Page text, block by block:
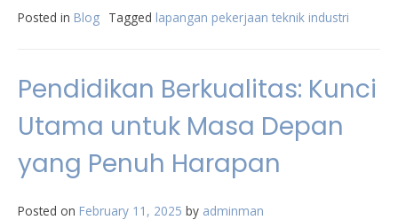
Posted in Blog Tagged lapangan pekerjaan teknik industri
Pendidikan Berkualitas: Kunci
Utama untuk Masa Depan
yang Penuh Harapan
Posted on February 11, 2025 by adminman